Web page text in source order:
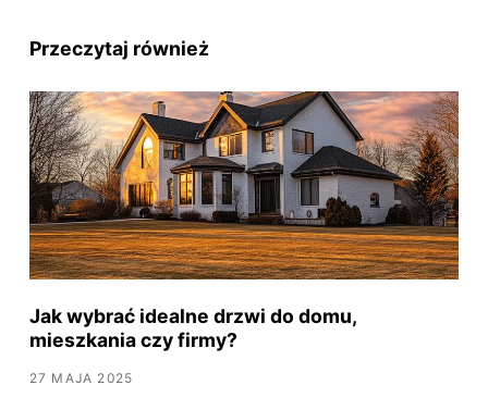
Przeczytaj również
Jak wybrać idealne drzwi do domu,
mieszkania czy firmy?
27 MAJA 2025